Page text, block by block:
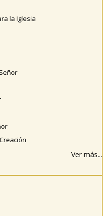
la Iglesia
Ver más...